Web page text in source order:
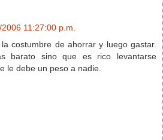
11:27:00 p.m.
costumbre de ahorrar y luego gastar.
barato sino que es rico levantarse
le debe un peso a nadie.